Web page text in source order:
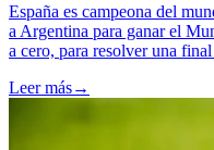
España es campeona del
a Argentina para ganar el
a cero, para resolver una
Leer más→